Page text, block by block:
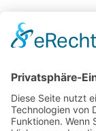
1. Juni 2015
You May Also Like
16. März 2015
Fahrbericht: Fiat